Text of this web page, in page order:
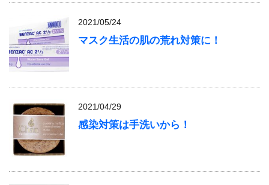
2021/05/24
マスク生活の肌の荒れ対策に！
2021/04/29
感染対策は手洗いから！